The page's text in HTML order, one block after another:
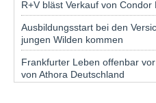
R+V bläst Verkauf von Condor
Ausbildungsstart bei den
jungen Wilden kommen
Frankfurter Leben offenbar
von Athora Deutschland